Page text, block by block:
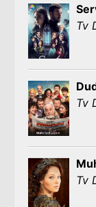
Tv
Tv
Tv